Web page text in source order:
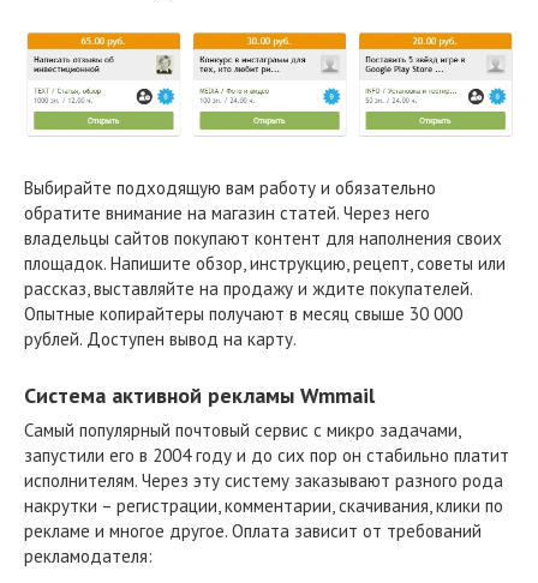
Выбирайте подходящую вам работу и обязательно
обратите внимание на магазин статей. Через него
владельцы сайтов покупают контент для наполнения своих
площадок. Напишите обзор, инструкцию, рецепт, советы или
рассказ, выставляйте на продажу и ждите покупателей.
Опытные копирайтеры получают в месяц свыше 30 000
рублей. Доступен вывод на карту.
Система активной рекламы Wmmail
Самый популярный почтовый сервис с микро задачами,
запустили его в 2004 году и до сих пор он стабильно платит
исполнителям. Через эту систему заказывают разного рода
накрутки – регистрации, комментарии, скачивания, клики по
рекламе и многое другое. Оплата зависит от требований
рекламодателя: